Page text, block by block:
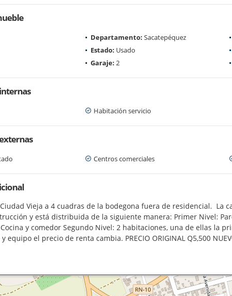
Departamento: Sacatepéquez
Estado: Usado
Garaje: 2
Habitación servicio
Centros comerciales
Vieja a 4 cuadras de la bodegona fuera de residencial.
y está distribuida de la siguiente manera: Primer Nivel:
y comedor Segundo Nivel: 2 habitaciones, una de ellas la
equipo el precio de renta cambia. PRECIO ORIGINAL Q5,500